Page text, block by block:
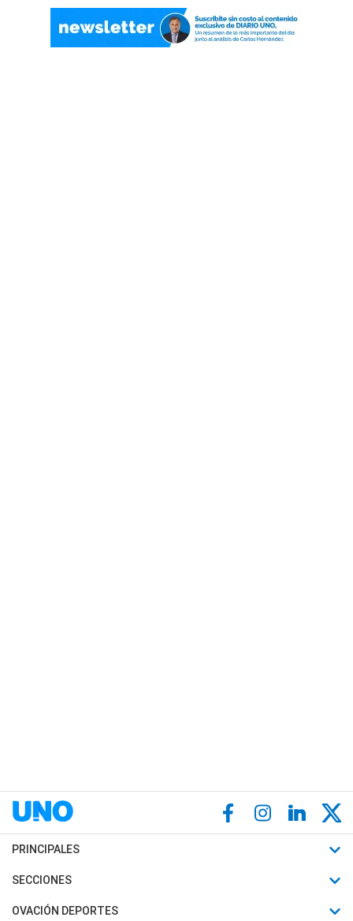
PRINCIPALES
Últimas Noticias
Política
SECCIONES
Horóscopo
OVACIÓN DEPORTES